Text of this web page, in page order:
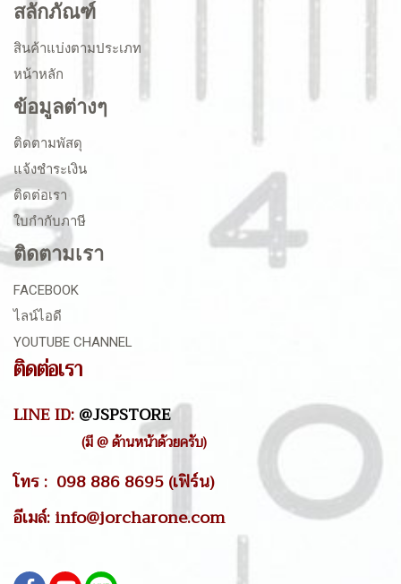
สลักภัณฑ์
สินค้าแบ่งตามประเภท
หน้าหลัก
ข้อมูลต่างๆ
ติดตามพัสดุ
แจ้งชำระเงิน
ติดต่อเรา
ใบกำกับภาษี
ติดตามเรา
FACEBOOK
ไลน์ไอดี
YOUTUBE CHANNEL
ติดต่อเรา
LINE ID:@JSPSTORE
(มี @ ด้านหน้าด้วยครับ)
โทร : 098 886 8695 (เฟิร์น)
อีเมล์: info@jorcharone.com